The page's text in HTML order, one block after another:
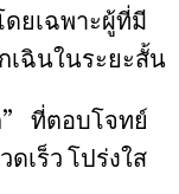
ยเฉพาะผู้ที่มี
เฉินในระยะสั้น
” ที่ตอบโจทย์
เร็ว โปร่งใส